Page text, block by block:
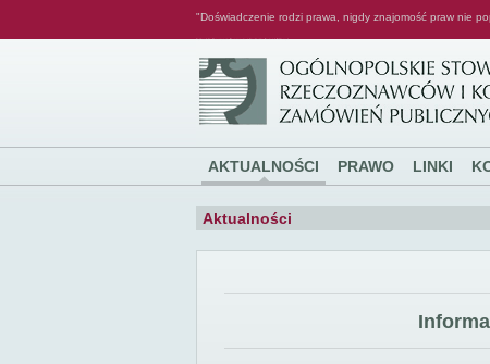
"Doświadczenie rodzi prawa, nigdy znajomość praw nie
AKTUALNOŚCI PRAWO LINKI
Aktualności